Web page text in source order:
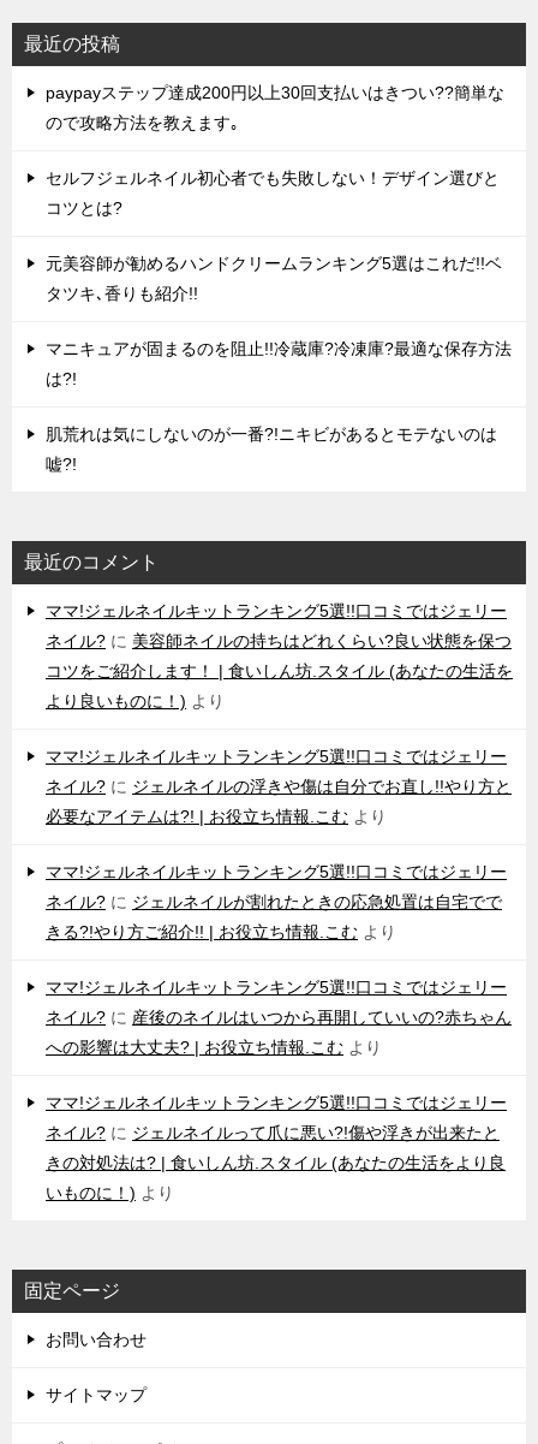
最近の投稿
paypayステップ達成200円以上30回支払いはきつい??簡単な
ので攻略方法を教えます｡
セルフジェルネイル初心者でも失敗しない！デザイン選びと
コツとは?
元美容師が勧めるハンドクリームランキング5選はこれだ!!ベ
タツキ､香りも紹介!!
マニキュアが固まるのを阻止!!冷蔵庫?冷凍庫?最適な保存方法
は?!
肌荒れは気にしないのが一番?!ニキビがあるとモテないのは
嘘?!
最近のコメント
ママ!ジェルネイルキットランキング5選!!口コミではジェリー
ネイル? に 美容師ネイルの持ちはどれくらい?良い状態を保つ
コツをご紹介します！ | 食いしん坊.スタイル (あなたの生活を
より良いものに！) より
ママ!ジェルネイルキットランキング5選!!口コミではジェリー
ネイル? に ジェルネイルの浮きや傷は自分でお直し!!やり方と
必要なアイテムは?! | お役立ち情報.こむ より
ママ!ジェルネイルキットランキング5選!!口コミではジェリー
ネイル? に ジェルネイルが割れたときの応急処置は自宅でで
きる?!やり方ご紹介!! | お役立ち情報.こむ より
ママ!ジェルネイルキットランキング5選!!口コミではジェリー
ネイル? に 産後のネイルはいつから再開していいの?赤ちゃん
への影響は大丈夫? | お役立ち情報.こむ より
ママ!ジェルネイルキットランキング5選!!口コミではジェリー
ネイル? に ジェルネイルって爪に悪い?!傷や浮きが出来たと
きの対処法は? | 食いしん坊.スタイル (あなたの生活をより良
いものに！) より
固定ページ
お問い合わせ
サイトマップ